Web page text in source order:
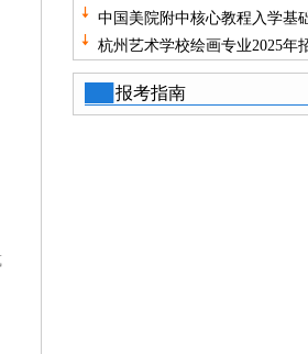
中国美院附中核心教程入学基
杭州艺术学校绘画专业2025年
报考指南